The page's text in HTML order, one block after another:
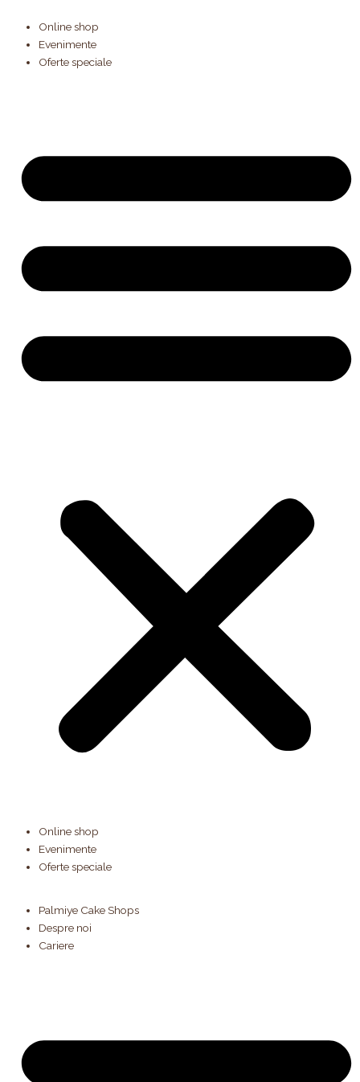
content
Online shop
Evenimente
Oferte speciale
Online shop
Evenimente
Oferte speciale
Palmiye Cake Shops
Despre noi
Cariere